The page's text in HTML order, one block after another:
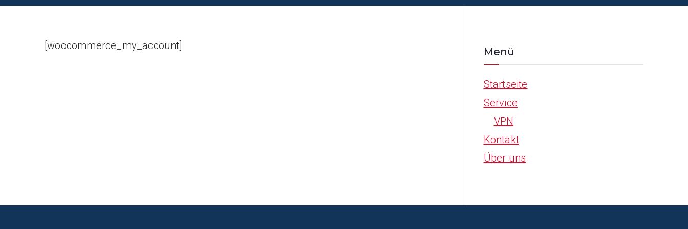
[woocommerce_my_account] Menü
Startseite
Service
VPN
Kontakt
Über uns